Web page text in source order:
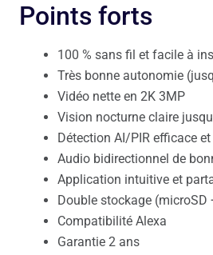
Points forts
100 % sans fil et facile à
Très bonne autonomie
Vidéo nette en 2K 3MP
Vision nocturne claire
Détection AI/PIR efficace
Audio bidirectionnel de
Application intuitive et
Double stockage (microSD
Compatibilité Alexa
Garantie 2 ans